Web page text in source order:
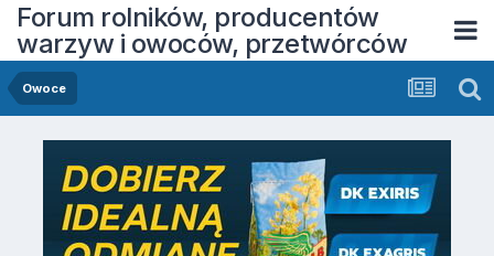
Forum rolników, producentów
warzyw i owoców, przetwórców
Owoce